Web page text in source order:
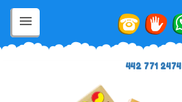
442 771 2474